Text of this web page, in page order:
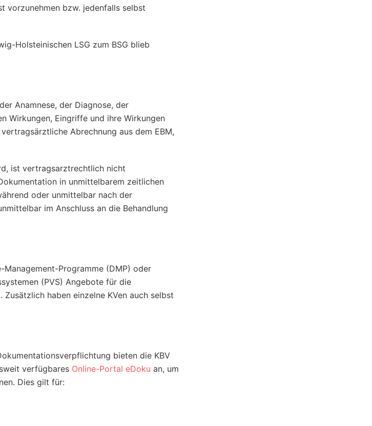
vorzunehmen bzw. jedenfalls selbst
Holsteinischen LSG zum BSG blieb
Anamnese, der Diagnose, der
Wirkungen, Eingriffe und ihre Wirkungen
Abrechnung aus dem EBM,
ist vertragsarztrechtlich nicht
in unmittelbarem zeitlichen
oder unmittelbar nach der
im Anschluss an die Behandlung
Management-Programme (DMP) oder
(PVS) Angebote für die
haben einzelne KVen auch selbst
bieten die KBV
verfügbares Online-Portal eDoku an, um
Dies gilt für: